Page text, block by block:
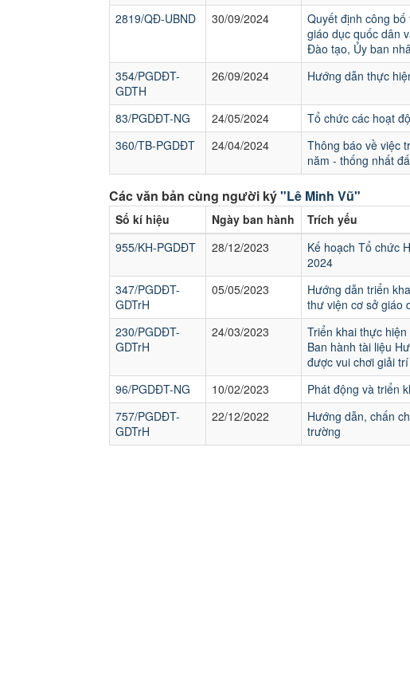
2819/QĐ-UBND
30/09/2024
Quyết định công
giáo dục quốc dân
Đào tạo, Ủy ban
354/PGDĐT-
GDTH
26/09/2024 Hướng dẫn thực
83/PGDĐT-NG 24/05/2024
Tổ chức các hoạt
360/TB-PGDĐT
24/04/2024
Thông báo về việc
năm - thống nhất
Các văn bản cùng người ký"Lê Minh Vũ"
Số kí hiệu Ngày ban hành
Trích yếu
955/KH-PGDĐT
28/12/2023
Kế hoạch Tổ chức
2024
347/PGDĐT-
GDTrH
05/05/2023
Hướng dẫn triển
thư viện cơ sở giáo
230/PGDĐT-
GDTrH
24/03/2023
Triển khai thực
Ban hành tài liệu
được vui chơi giải
96/PGDĐT-NG
10/02/2023
Phát động và triển
757/PGDĐT-
GDTrH
22/12/2022
Hướng dẫn, chấn
trường